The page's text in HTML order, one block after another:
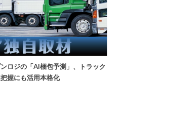
ンロジの「AI梱包予測」、トラック
握にも活用本格化